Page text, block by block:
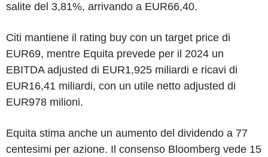
salite del 3,81%, arrivando a EUR66,40.
Citi mantiene il rating buy con un target price di
EUR69, mentre Equita prevede per il 2024 un
EBITDA adjusted di EUR1,925 miliardi e ricavi di
EUR16,41 miliardi, con un utile netto adjusted di
EUR978 milioni.
Equita stima anche un aumento del dividendo a 77
centesimi per azione. Il consenso Bloomberg vede 15